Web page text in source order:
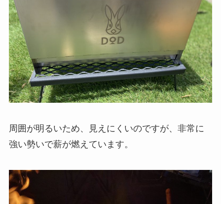
周囲が明るいため、見えにくいのですが、非常に
強い勢いで薪が燃えています。